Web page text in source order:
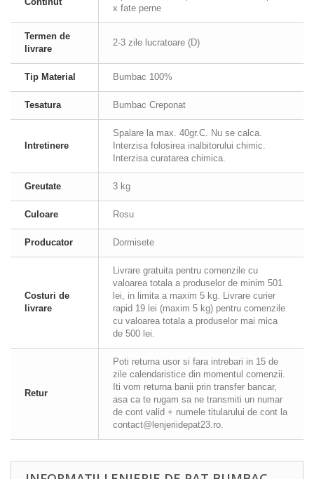
x fate perne
Termen de
livrare
2-3 zile lucratoare (D)
Tip Material Bumbac 100%
Tesatura Bumbac Creponat
Intretinere
Spalare la max. 40gr.C. Nu se calca.
Interzisa folosirea inalbitorului chimic.
Interzisa curatarea chimica.
Greutate 3 kg
Culoare Rosu
Producator Dormisete
Costuri de
livrare
Livrare gratuita pentru comenzile cu
valoarea totala a produselor de minim 501
lei, in limita a maxim 5 kg. Livrare curier
rapid 19 lei (maxim 5 kg) pentru comenzile
cu valoarea totala a produselor mai mica
de 500 lei.
Retur
Poti returna usor si fara intrebari in 15 de
zile calendaristice din momentul comenzii.
Iti vom returna banii prin transfer bancar,
asa ca te rugam sa ne transmiti un numar
de cont valid + numele titularului de cont la
contact@lenjeriidepat23.ro.